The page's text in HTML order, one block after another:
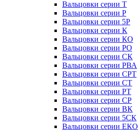
Вальцовки серии Т
Вальцовки серии Р
Вальцовки серии 5Р
Вальцовки серии К
Вальцовки серии КО
Вальцовки серии РО
Вальцовки серии СК
Вальцовки серии РВА
Вальцовки серии СРТ
Вальцовки серии СТ
Вальцовки серии РТ
Вальцовки серии СР
Вальцовки серии ВК
Вальцовки серии 5СК
Вальцовки серии ЕКО